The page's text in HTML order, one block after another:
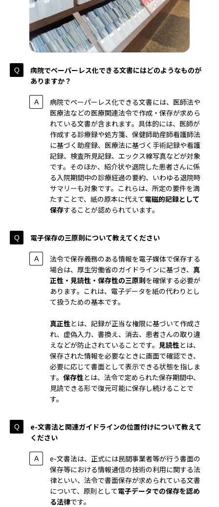
病院でペーパーレス化できる文書にはどのようなものが
ありますか？
病院でペーパーレス化できる文書には、医師法や
医療法などの医療関連法令で作成・保存が求めら
れている文書が含まれます。具体的には、医師が
作成する診療録や処方箋、保健師助産師看護師法
に基づく助産録、医療法に基づく手術記録や看護
記録、検査所見記録、エックス線写真などが対象
です。そのほか、紹介状や退院した患者さんに係
る入院期間中の診療経過の要約、いわゆる退院時
サマリーも対象です。これらは、所定の要件を満
たすことで、紙の原本に代えて電磁的記録として
保存することが認められています。
電子保存の三原則について教えてください
法令で保存義務のある情報を電子媒体で保存する
場合は、厚生労働省のガイドラインに基づき、 真
正性・見読性・保存性の三原則を確保する必要が
あります。これは、電子データを紙の代わりとし
て扱うための基本です。
真正性とは、記録が正当な権限に基づいて作成さ
れ、虚偽入力、書換え、消去、患者さんの取り違
えなどが防止されていることです。 見読性とは、
保存された情報を必要なときに画面で確認でき、
必要に応じて書面として表示できる状態を指しま
す。 保存性とは、法令で定められた保存期間中、
見読できる形で復元可能に保存し続けることで
す。
e-文書法と関連ガイドラインの位置付けについて教えて
ください
e-文書法は、正式には民間事業者等が行う書面の
保存等における情報通信の技術の利用に関する法
律といい、法令で書面保存が求められている文書
について、原則として電子データでの保存を認め
る法律です。